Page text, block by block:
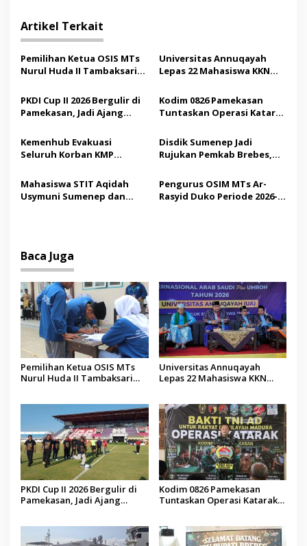
i
g
a
s
i
p
o
s
Artikel Terkait
Pemilihan Ketua OSIS MTs
Nurul Huda II Tambaksari
Demokrasi bagi Siswa
Universitas Annuqayah
Lepas 22 Mahasiswa KKN
Saudi
PKDI Cup II 2026 Bergulir di
Pamekasan, Jadi Ajang
Madura
Kodim 0826 Pamekasan
Tuntaskan Operasi Katarak
Tindakan Medis
Kemenhub Evakuasi
Seluruh Korban KMP
Operator Diaudit
Disdik Sumenep Jadi
Rujukan Pemkab Brebes,
Pendidikan Berbasis
Budaya
Mahasiswa STIT Aqidah
Usymuni Sumenep dan
Pengurus OSIM MTs Ar-
Rasyid Duko Periode 2026-
Baca Juga
Pemilihan Ketua OSIS MTs
Nurul Huda II Tambaksari
Universitas Annuqayah
Lepas 22 Mahasiswa KKN
PKDI Cup II 2026 Bergulir di
Pamekasan, Jadi Ajang
Kodim 0826 Pamekasan
Tuntaskan Operasi Katarak